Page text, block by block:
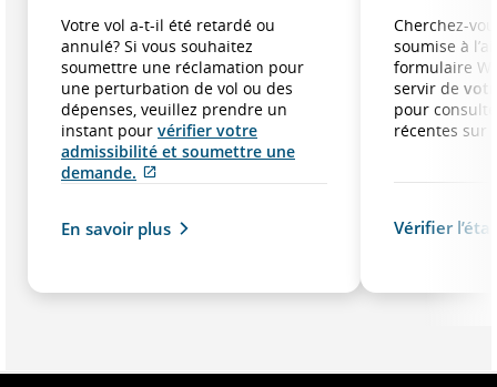
Votre vol a-t-il été retardé ou
annulé? Si vous souhaitez
soumettre une réclamation pour
une perturbation de vol ou des
dépenses, veuillez prendre un
instant pour vérifier votre
admissibilité et soumettre une
demande.
qui
pas
En savoir plus
Cherchez-
soumise à
formulaire
servir de
pour
récentes sur
Vérifier